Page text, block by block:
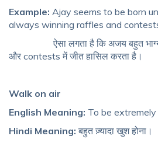
Example: Ajay seems to be born
always winning raffles and
ऐसा लगता है कि अजय बहुत
और contests में जीत हासिल करता है।
Walk on air
English Meaning: To be extremely
Hindi Meaning: बहुत ज़्यादा खुश होना।